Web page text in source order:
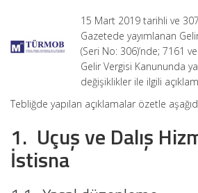
İlişkin
için
15 Mart 2019 tarihli ve
Gazetede yayımlanan
(Seri No: 306)’nde; 7161
Gelir Vergisi Kanununda
değişiklikler ile ilgili
Tebliğde yapılan açıklamalar özetle
1. Uçuş ve Dalış
İstisna